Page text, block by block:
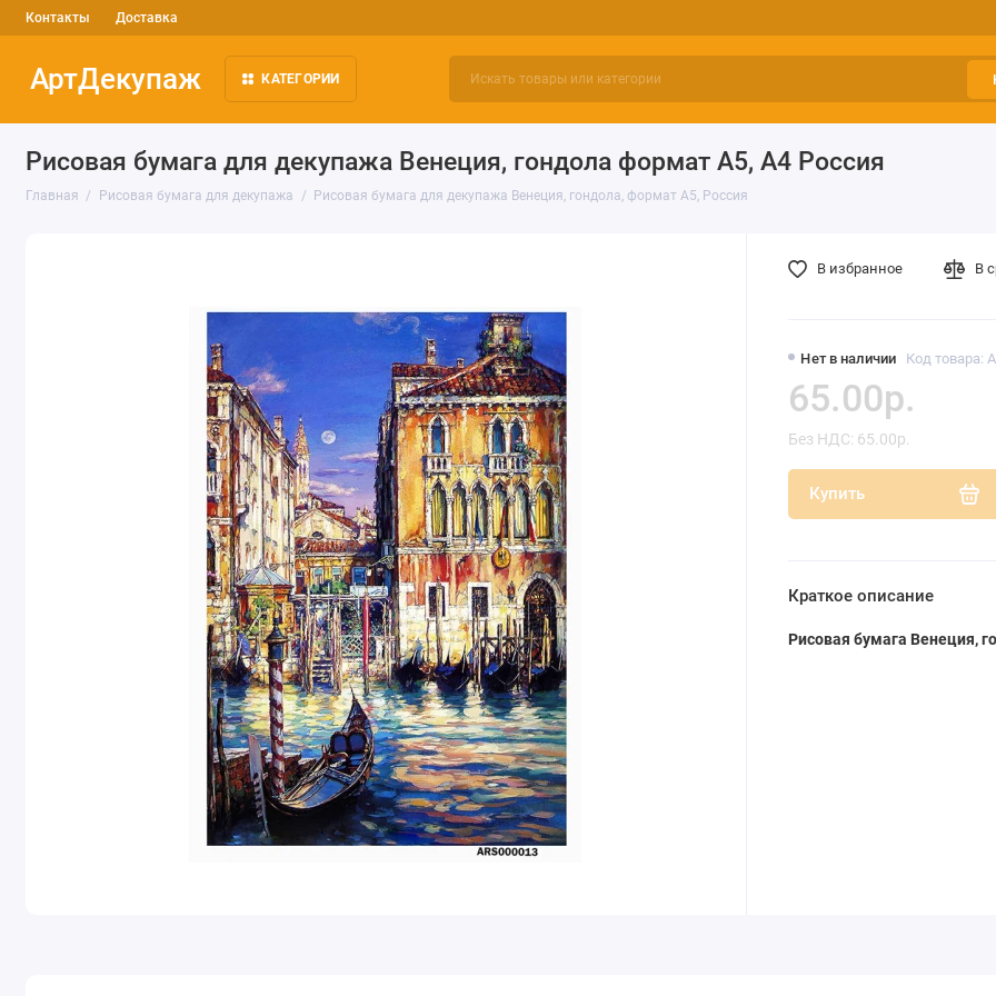
Контакты Доставка
АртДекупаж КАТЕГОРИИ
Рисовая бумага для декупажа Венеция, гондола формат А5, А4 Россия
Главная Рисовая бумага для декупажа Рисовая бумага для декупажа Венеция, гондола, формат А5, Россия
Нет в наличии Код товара:
65.00р.
Без НДС: 65.00р.
Купить
В избранное В
Краткое описание
Рисовая бумага Венеция,